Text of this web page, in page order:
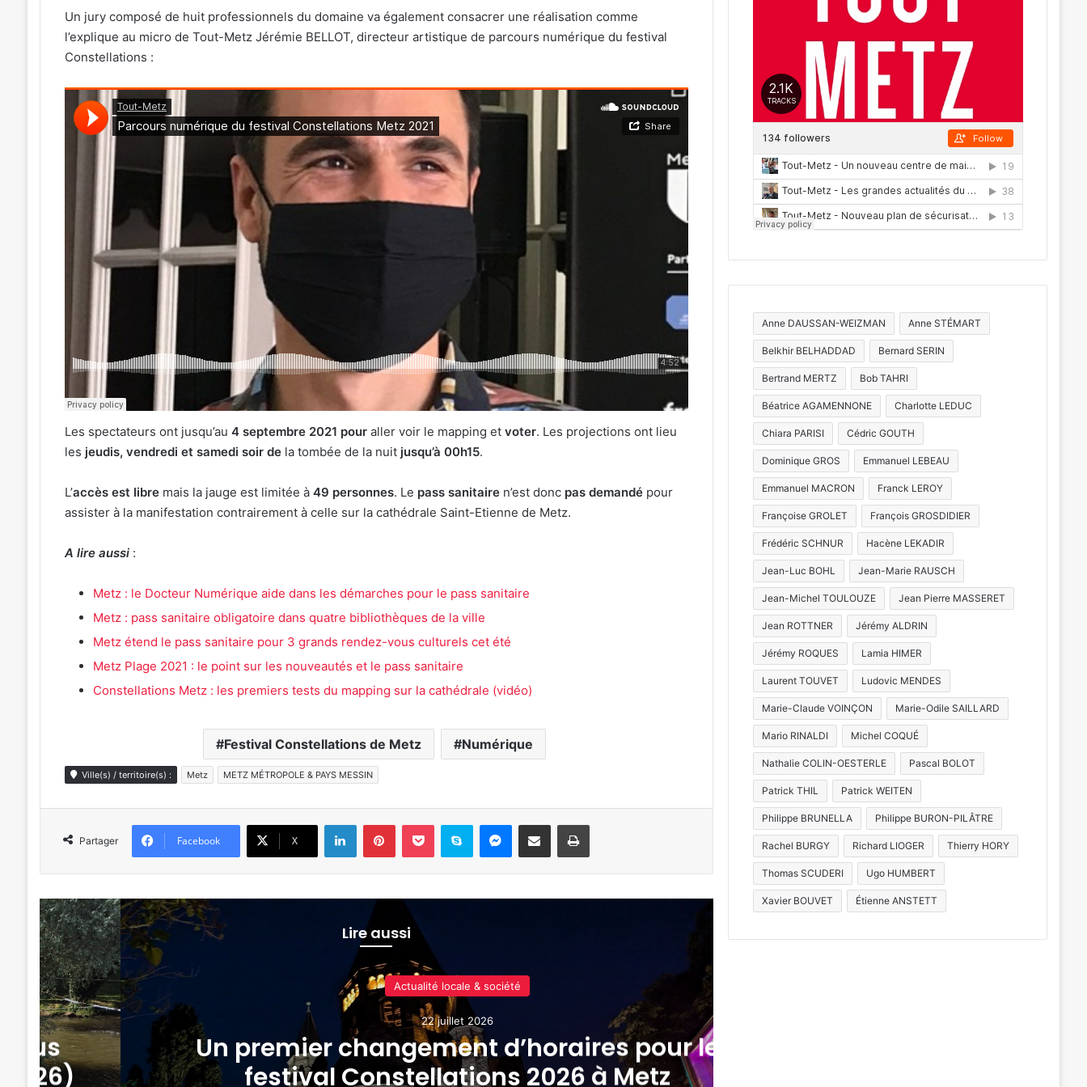
Un jury composé de huit professionnels du domaine va également consacrer une réalisation comme
l’explique au micro de Tout-Metz Jérémie BELLOT, directeur artistique de parcours numérique du festival
Constellations :
Les spectateurs ont jusqu’au 4 septembre 2021 pour aller voir le mapping et voter. Les projections ont lieu
les jeudis, vendredi et samedi soir dela tombée de la nuitjusqu’à 00h15.
L’accès est libre mais la jauge est limitée à49 personnes. Le pass sanitairen’est doncpas demandépour
assister à la manifestation contrairement à celle sur la cathédrale Saint-Etienne de Metz.
A lire aussi :
Metz : le Docteur Numérique aide dans les démarches pour le pass sanitaire
Metz : pass sanitaire obligatoire dans quatre bibliothèques de la ville
Metz étend le pass sanitaire pour 3 grands rendez-vous culturels cet été
Metz Plage 2021 : le point sur les nouveautés et le pass sanitaire
Constellations Metz : les premiers tests du mapping sur la cathédrale (vidéo)
Festival Constellations de Metz Numérique
Ville(s) / territoire(s) : Metz METZ MÉTROPOLE & PAYS MESSIN
Partager Facebook X
LinkedinPinterestPocket Skype Messenger
Partager par e-mail Imprimer
Lire aussi
le
Culture & spectacles
4 juillet 2026
Avez-vous remarqué ces nouvelles plaques
d’égout stylisées à Metz ?
Anne DAUSSAN-WEIZMAN Anne STÉMART
Belkhir BELHADDAD Bernard SERIN
Bertrand MERTZ Bob TAHRI
Béatrice AGAMENNONE Charlotte LEDUC
Chiara PARISI Cédric GOUTH
Dominique GROS Emmanuel LEBEAU
Emmanuel MACRON Franck LEROY
Françoise GROLET François GROSDIDIER
Frédéric SCHNUR Hacène LEKADIR
Jean-Luc BOHL Jean-Marie RAUSCH
Jean-Michel TOULOUZE Jean Pierre MASSERET
Jean ROTTNER Jérémy ALDRIN
Jérémy ROQUES Lamia HIMER
Laurent TOUVET Ludovic MENDES
Marie-Claude VOINÇON Marie-Odile SAILLARD
Mario RINALDI Michel COQUÉ
Nathalie COLIN-OESTERLE Pascal BOLOT
Patrick THIL Patrick WEITEN
Philippe BRUNELLA Philippe BURON-PILÂTRE
Rachel BURGY Richard LIOGER Thierry HORY
Thomas SCUDERI Ugo HUMBERT
Xavier BOUVET Étienne ANSTETT